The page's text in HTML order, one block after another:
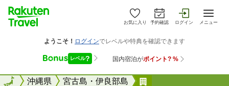
お気に入り 予約確認 ログイン メニュー
全国沖縄県 宮古島・伊良部島
全国